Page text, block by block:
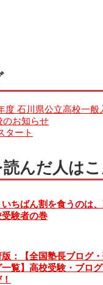
度 石川県公立高校一
のお知らせ
タート
読んだ人は
いちばん割を食うのは
受験者の巻
版：【全国塾長ブログ
一覧】高校受験・ブロ